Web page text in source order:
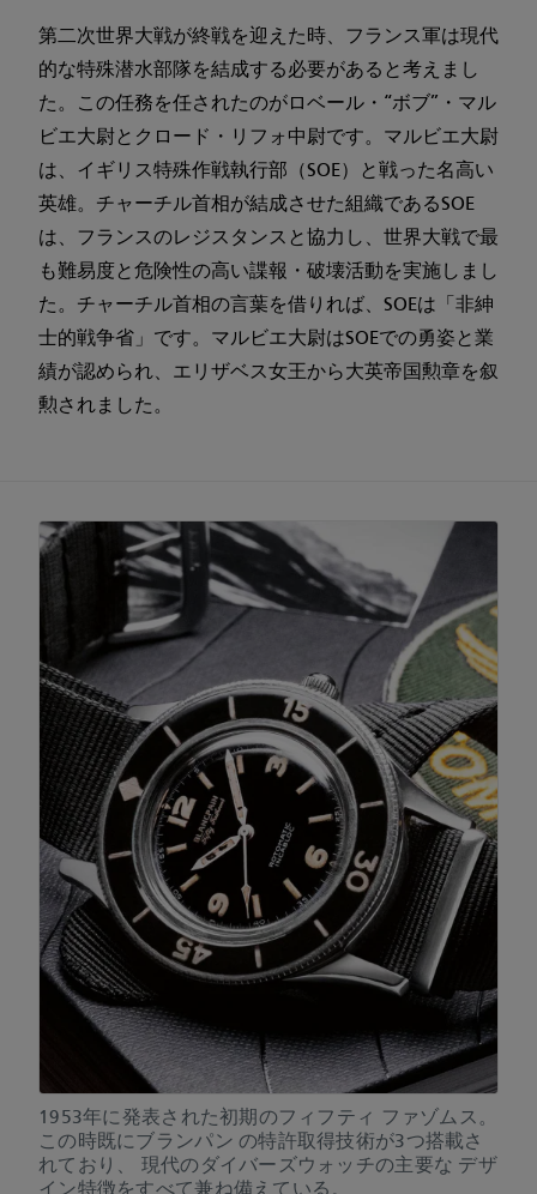
第二次世界大戦が終戦を迎えた時、フランス軍は現代
的な特殊潜水部隊を結成する必要があると考えまし
た。この任務を任されたのがロベール・“ボブ”・マル
ビエ大尉とクロード・リフォ中尉です。マルビエ大尉
は、イギリス特殊作戦執行部（SOE）と戦った名高い
英雄。チャーチル首相が結成させた組織であるSOE
は、フランスのレジスタンスと協力し、世界大戦で最
も難易度と危険性の高い諜報・破壊活動を実施しまし
た。チャーチル首相の言葉を借りれば、SOEは「非紳
士的戦争省」です。マルビエ大尉はSOEでの勇姿と業
績が認められ、エリザベス女王から大英帝国勲章を叙
勲されました。
1953年に発表された初期のフィフティ ファゾムス。
この時既にブランパン の特許取得技術が3つ搭載さ
れており、 現代のダイバーズウォッチの主要な デザ